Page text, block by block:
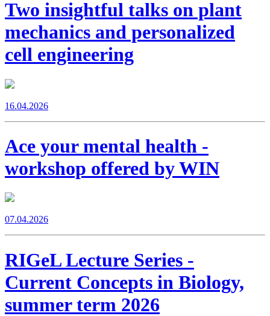
Two insightful talks on plant
mechanics and personalized
cell engineering
16.04.2026
Ace your mental health -
workshop offered by WIN
07.04.2026
RIGeL Lecture Series -
Current Concepts in Biology,
summer term 2026